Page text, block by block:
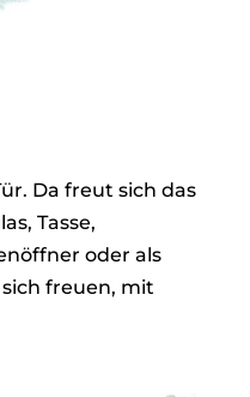
Da freut sich das
Tasse,
oder als
freuen, mit